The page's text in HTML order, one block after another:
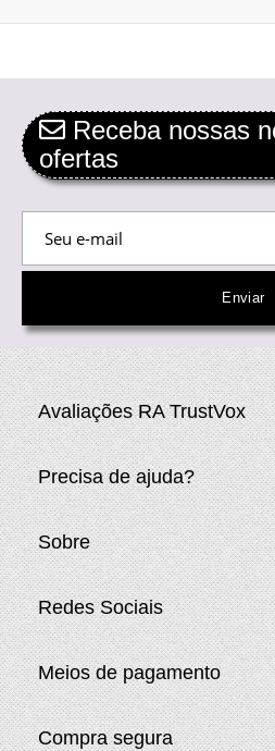
Receba nossas
ofertas
Avaliações RA TrustVox
Precisa de ajuda?
Sobre
Redes Sociais
Meios de pagamento
Compra segura